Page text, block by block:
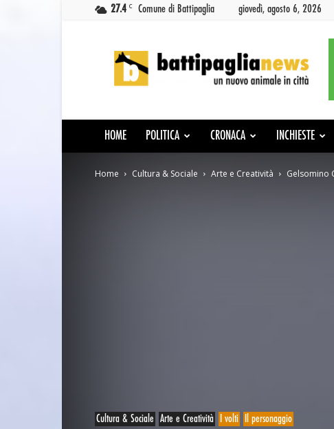
27.4 C Comune di Battipaglia giovedì, agosto 6, 2026
News
HOME POLITICA CRONACA INCHIESTE
Home Cultura & Sociale Arte e Creatività Gelsomino
Cultura & Sociale Arte e Creatività I volti Il personaggio